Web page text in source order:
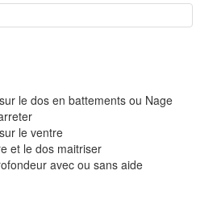
le dos en battements ou Nage
le ventre
et le dos maitriser
avec ou sans aide